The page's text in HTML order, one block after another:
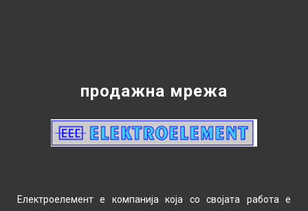
продажна мрежа
Електроелемент е компанија која со својата работа е